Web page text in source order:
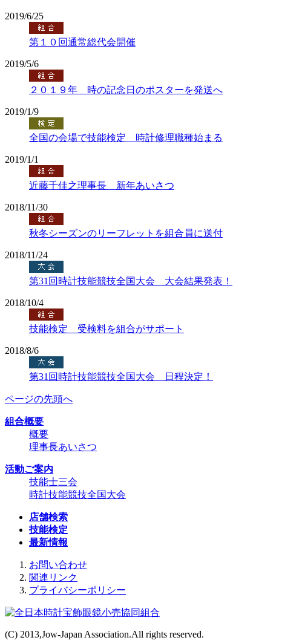
2019/6/25
第１０回通常総代会開催
2019/5/6
２０１９年 時の記念日のポスターを発送へ
2019/1/9
全国の会場で技能検定 時計修理職種始まる
2019/1/1
近藤千佳之理事長 新年あいさつ
2018/11/30
秋冬シーズンのリーフレットを組合員に送付
2018/11/24
第31回時計技能競技全国大会 大会結果発表！
2018/10/4
技能検定 受検料を組合がサポート
2018/8/6
第31回時計技能競技全国大会 日程決定！
ページの先頭へ
組合概要
概要
理事長あいさつ
活動ご案内
技能士三会
時計技能競技全国大会
店舗検索
技能検定
最新情報
お問い合わせ
関連リンク
プライバシーポリシー
(C) 2013,Jow-Japan Association.All rights reserved.